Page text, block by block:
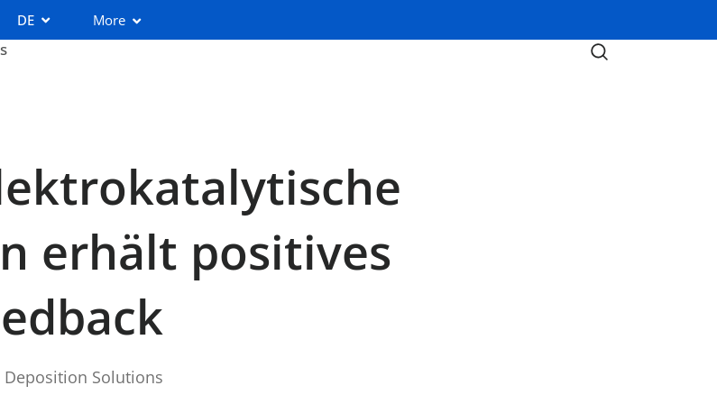
DE More
erhält positives
Deposition Solutions